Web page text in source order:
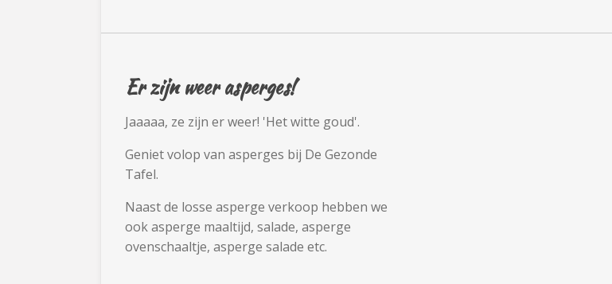
Er zijn weer asperges!
Jaaaaa, ze zijn er weer! 'Het witte goud'.
Geniet volop van asperges bij De Gezonde
Tafel.
Naast de losse asperge verkoop hebben we
ook asperge maaltijd, salade, asperge
ovenschaaltje, asperge salade etc.